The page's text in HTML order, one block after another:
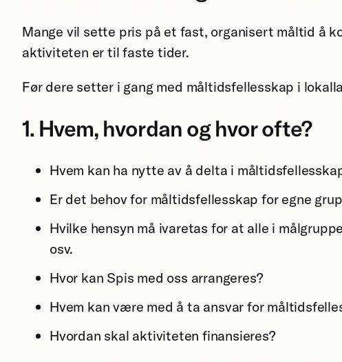
Mange vil sette pris på et fast, organisert måltid å
aktiviteten er til faste tider.
Før dere setter i gang med måltidsfellesskap i
1. Hvem, hvordan og hvor ofte?
Hvem kan ha nytte av å delta i
Er det behov for måltidsfellesskap for egne
Hvilke hensyn må ivaretas for at alle i
osv.
Hvor kan Spis med oss arrangeres?
Hvem kan være med å ta ansvar for
Hvordan skal aktiviteten finansieres?